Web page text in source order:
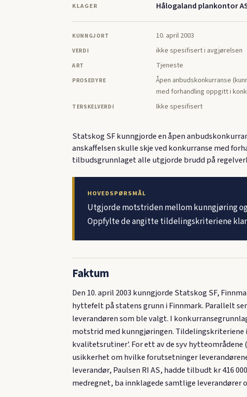
KLAGER Hålogaland plankontor
KUNNGJORT 10. april 2003
VERDI ikke spesifisert i avgjørelsen
ART Tjeneste
PROSEDYRE
Åpen anbudskonkurranse
med forhandling oppgitt i
TERSKELVERDI Ikke spesifisert
Statskog SF kunngjorde en åpen
anskaffelsen skulle skje ved konkurranse med
tilbudsgrunnlaget alle utgjorde brudd på
HOVEDSPØRSMÅL
Utgjorde motstriden mellom kunngjøring
Oppfylte de angitte tildelingskriteriene
Faktum
Den 10. april 2003 kunngjorde Statskog SF,
hyttefelt på statens grunn i Finnmark. Parallelt
leverandøren som ble valgt. I
motstrid med kunngjøringen.
kvalitetsrutiner'. For ett av de syv
usikkerhet om hvilke forutsetninger
leverandør, Paulsen RI AS, hadde tilbudt kr 416
medregnet, ba innklagede samtlige leverandører